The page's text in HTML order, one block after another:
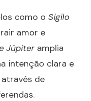
como o Sigilo
amor e
Júpiter amplia
intenção clara e
de